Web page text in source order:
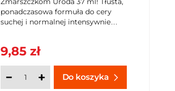
ponadczasowa formuła do cery
suchej i normalnej intensywnie
skutecznie ujędrnia, wygładza drobne
wody. Odkryj sekret gładkiej cery –
dostępny w SzybkiKoszyk.pl!
9,85 zł
Do koszyka